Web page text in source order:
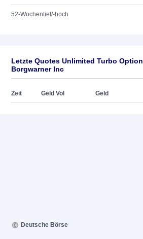
52-Wochentief/-hoch
Letzte Quotes Unlimited Turbo
Borgwarner Inc
Zeit Geld Vol Geld
Deutsche Börse